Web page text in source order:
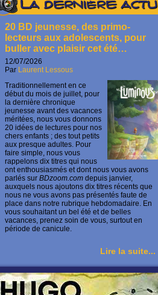
La dernière actu
20 BD jeunesse, des primo-
lecteurs aux adolescents, pour
buller avec plaisir cet été…
12/07/2026
Par Laurent Lessous
Traditionnellement en ce
début du mois de juillet, pour
la dernière chronique
jeunesse avant des vacances
méritées, nous vous donnons
20 idées de lectures pour nos
chers enfants ; des tout petits
aux presque adultes. Pour
faire simple, nous vous
rappelons dix titres qui nous
ont enthousiasmés et dont nous vous avons
parlés sur BDzoom.com depuis janvier,
auxquels nous ajoutons dix titres récents que
nous ne vous avons pas présentés faute de
place dans notre rubrique hebdomadaire. En
vous souhaitant un bel été et de belles
vacances, prenez soin de vous, surtout en
période de canicule.
Lire la suite...